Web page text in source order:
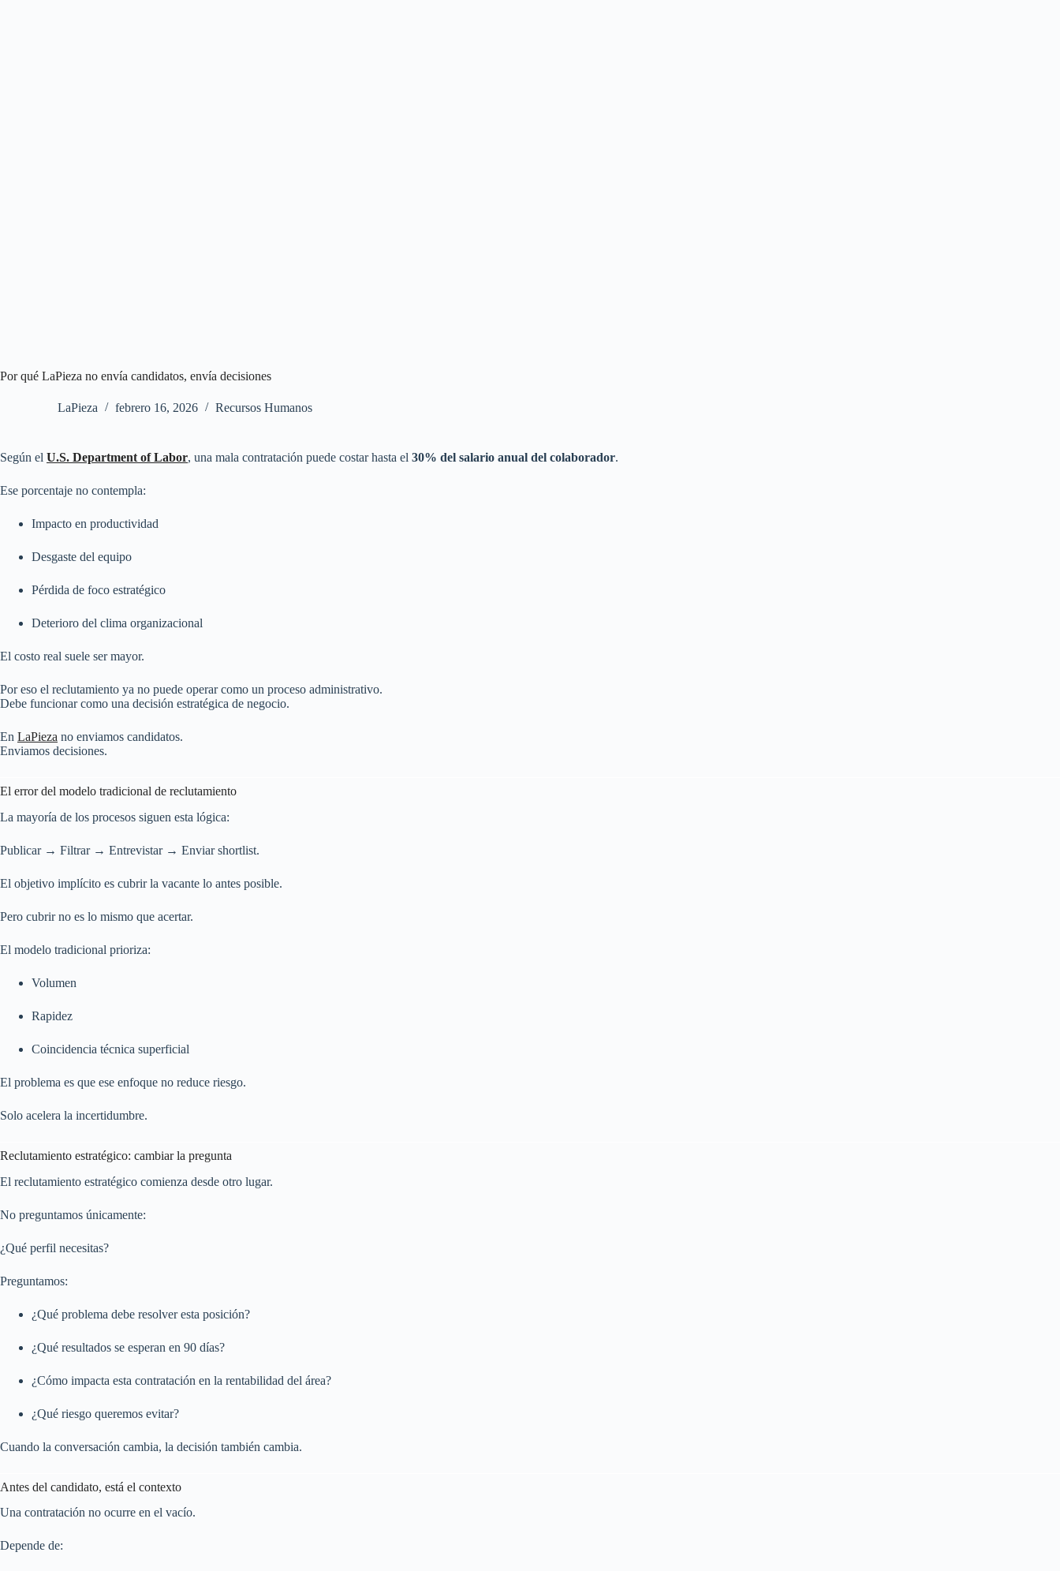
Por qué LaPieza no envía candidatos, envía decisiones
LaPieza febrero 16, 2026 Recursos Humanos
Según el U.S. Department of Labor, una mala contratación puede costar hasta el 30% del salario anual del colaborador.
Ese porcentaje no contempla:
Impacto en productividad
Desgaste del equipo
Pérdida de foco estratégico
Deterioro del clima organizacional
El costo real suele ser mayor.
Por eso el reclutamiento ya no puede operar como un proceso administrativo.
Debe funcionar como una decisión estratégica de negocio.
En LaPieza no enviamos candidatos.
Enviamos decisiones.
El error del modelo tradicional de reclutamiento
La mayoría de los procesos siguen esta lógica:
Publicar → Filtrar → Entrevistar → Enviar shortlist.
El objetivo implícito es cubrir la vacante lo antes posible.
Pero cubrir no es lo mismo que acertar.
El modelo tradicional prioriza:
Volumen
Rapidez
Coincidencia técnica superficial
El problema es que ese enfoque no reduce riesgo.
Solo acelera la incertidumbre.
Reclutamiento estratégico: cambiar la pregunta
El reclutamiento estratégico comienza desde otro lugar.
No preguntamos únicamente:
¿Qué perfil necesitas?
Preguntamos:
¿Qué problema debe resolver esta posición?
¿Qué resultados se esperan en 90 días?
¿Cómo impacta esta contratación en la rentabilidad del área?
¿Qué riesgo queremos evitar?
Cuando la conversación cambia, la decisión también cambia.
Antes del candidato, está el contexto
Una contratación no ocurre en el vacío.
Depende de: